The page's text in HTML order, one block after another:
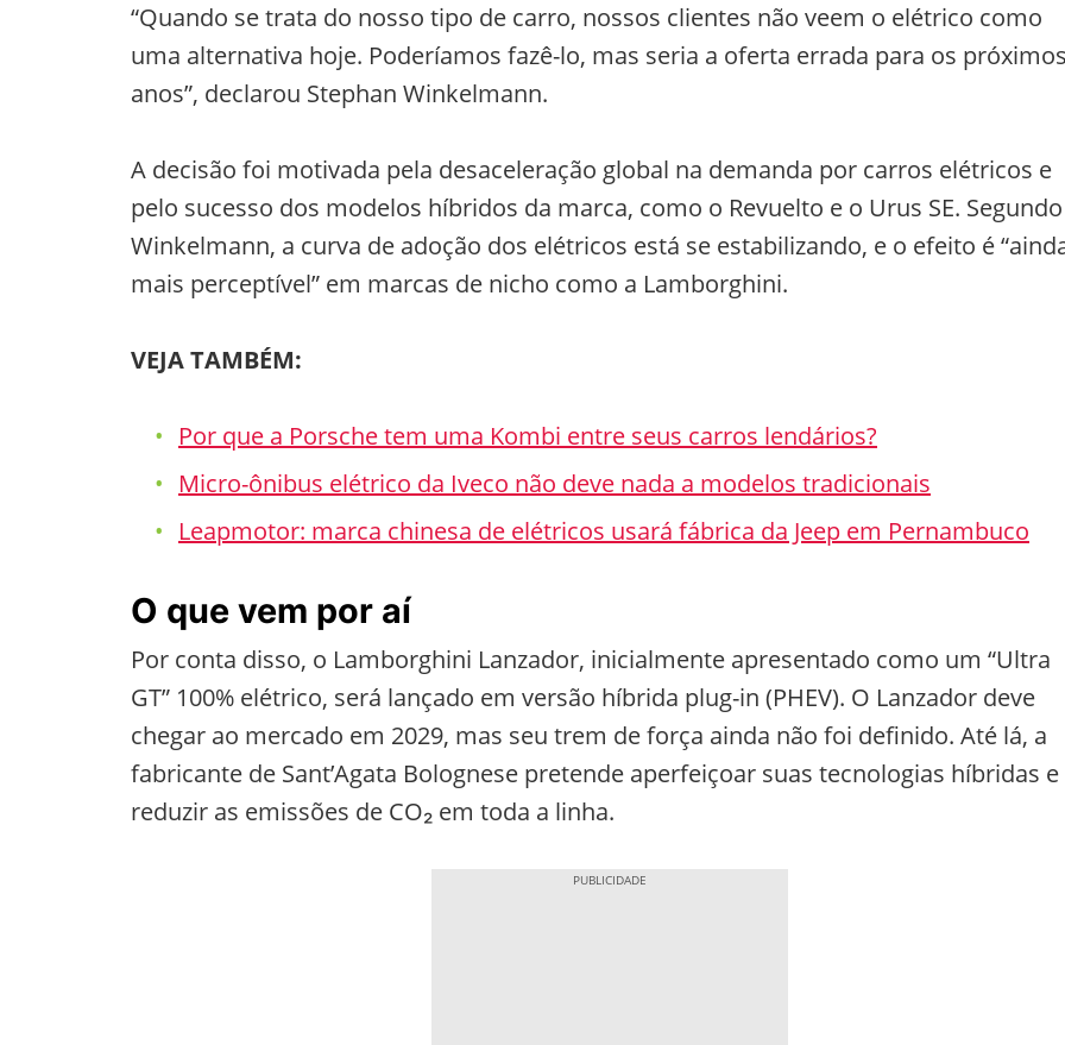
“Quando se trata do nosso tipo de carro, nossos clientes não veem o elétrico como
uma alternativa hoje. Poderíamos fazê-lo, mas seria a oferta errada para os
anos”, declarou Stephan Winkelmann.
A decisão foi motivada pela desaceleração global na demanda por carros elétricos e
pelo sucesso dos modelos híbridos da marca, como o Revuelto e o Urus SE. Segundo
Winkelmann, a curva de adoção dos elétricos está se estabilizando, e o efeito é
mais perceptível” em marcas de nicho como a Lamborghini.
VEJA TAMBÉM:
Por que a Porsche tem uma Kombi entre seus carros lendários?
Micro-ônibus elétrico da Iveco não deve nada a modelos tradicionais
Leapmotor: marca chinesa de elétricos usará fábrica da Jeep em Pernambuco
O que vem por aí
Por conta disso, o Lamborghini Lanzador, inicialmente apresentado como um “Ultra
GT” 100% elétrico, será lançado em versão híbrida plug-in (PHEV). O Lanzador deve
chegar ao mercado em 2029, mas seu trem de força ainda não foi definido. Até lá, a
fabricante de Sant’Agata Bolognese pretende aperfeiçoar suas tecnologias híbridas e
reduzir as emissões de CO₂ em toda a linha.